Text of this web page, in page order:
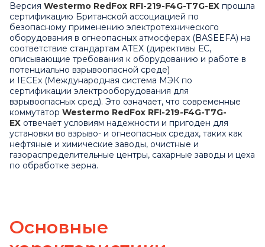
Версия Westermo RedFox RFI-219-F4G-T7G-EX прошла
сертификацию Британской ассоциацией по
безопасному применению электротехнического
оборудования в огнеопасных атмосферах (BASEEFA) на
соответствие стандартам ATEX (директивы ЕС,
описывающие требования к оборудованию и работе в
потенциально взрывоопасной среде)
и IECEx (Международная система МЭК по
сертификации электрооборудования для
взрывоопасных сред). Это означает, что современные
коммутатор Westermo RedFox RFI-219-F4G-T7G-
EX отвечает условиям надежности и пригоден для
установки во взрыво- и огнеопасных средах, таких как
нефтяные и химические заводы, очистные и
газораспределительные центры, сахарные заводы и цеха
по обработке зерна.
Основные